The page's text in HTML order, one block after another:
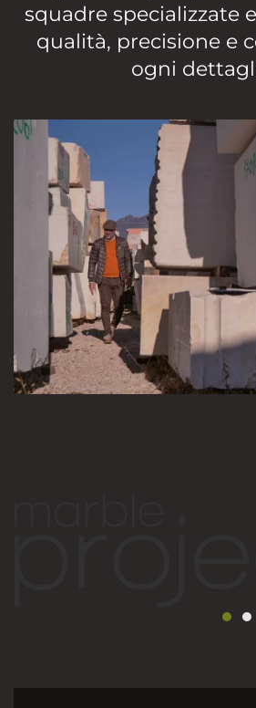
squadre specializzate
qualità, precisione e
ogni